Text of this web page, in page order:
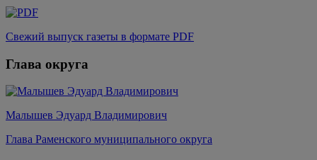
Свежий выпуск газеты в формате PDF
Глава округа
Малышев Эдуард Владимирович
Глава Раменского муниципального округа